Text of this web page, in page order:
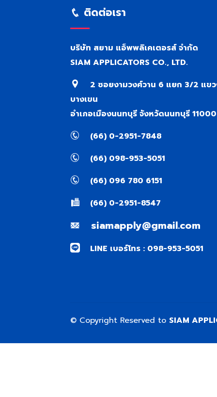
ติดต่อเรา
บริษัท สยาม แอ็พพลิเคเตอรส์ จำกัด
SIAM APPLICATORS CO., LTD.
2 ซอยงามวงศ์วาน 6 แยก 3/2 แข
บางเขน
อำเภอเมืองนนทบุรี จังหวัดนนทบุรี 11000
(66) 0-2951-7848
(66) 098-953-5051
(66) 096 780 6151
(66) 0-2951-8547
siamapply@gmail.com
LINE เบอร์โทร : 098-953-5051
© Copyright Reserved to SIAM